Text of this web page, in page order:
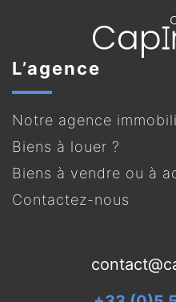
L’agence
Notre agence
Biens à louer ?
Biens à vendre ou à
Contactez-nous